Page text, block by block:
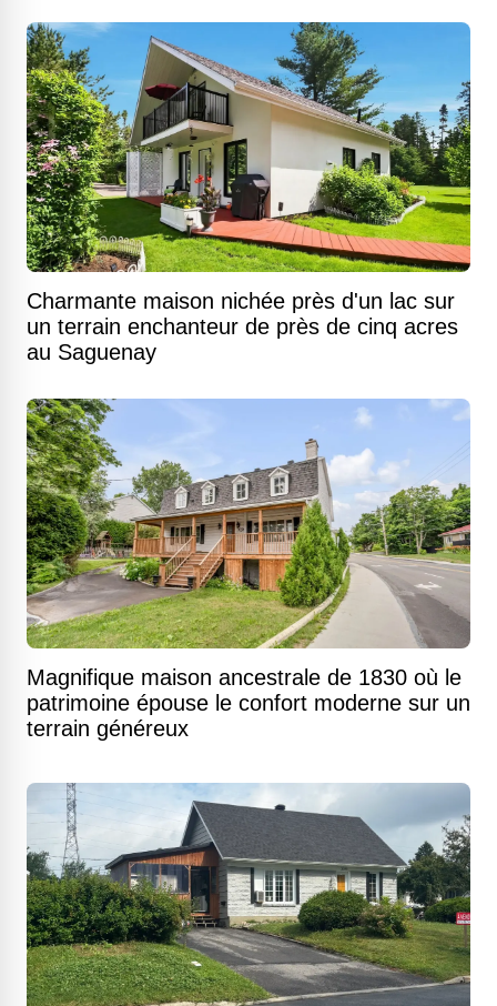
Charmante maison nichée près d'un lac sur
un terrain enchanteur de près de cinq acres
au Saguenay
Magnifique maison ancestrale de 1830 où le
patrimoine épouse le confort moderne sur un
terrain généreux